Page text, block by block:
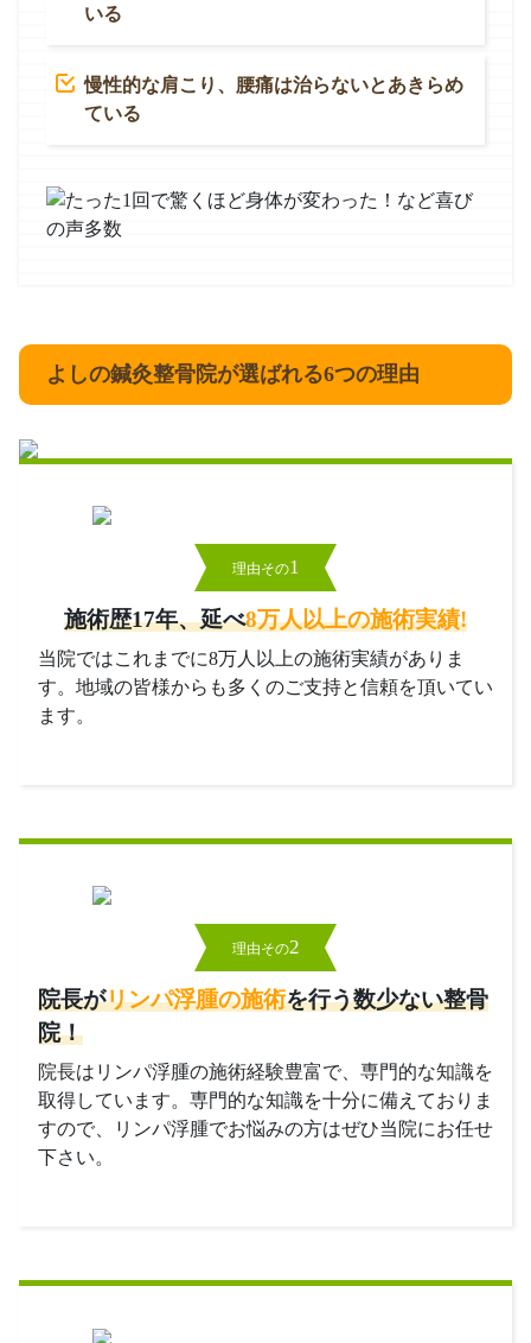
いる
慢性的な肩こり、腰痛は治らないとあきらめ
ている
よしの鍼灸整骨院が選ばれる6つの理由
理由その1
施術歴17年、延べ8万人以上の施術実績!
当院ではこれまでに8万人以上の施術実績がありま
す。地域の皆様からも多くのご支持と信頼を頂いてい
ます。
理由その2
院長がリンパ浮腫の施術を行う数少ない整骨
院！
院長はリンパ浮腫の施術経験豊富で、専門的な知識を
取得しています。専門的な知識を十分に備えておりま
すので、リンパ浮腫でお悩みの方はぜひ当院にお任せ
下さい。